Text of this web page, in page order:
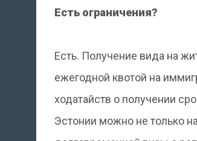
Есть ограничения?
Есть. Получение вида на
ежегодной квотой на
ходатайств о получении
Эстонии можно не только